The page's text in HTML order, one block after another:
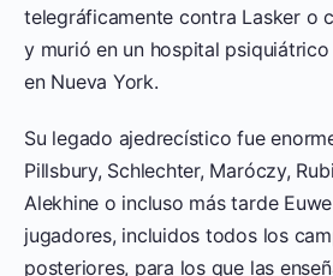
telegráficamente contra Lasker o
y murió en un hospital psiquiátrico
en Nueva York.
Su legado ajedrecístico fue
Pillsbury, Schlechter, Maróczy,
Alekhine o incluso más tarde
jugadores, incluidos todos los
posteriores, para los que las